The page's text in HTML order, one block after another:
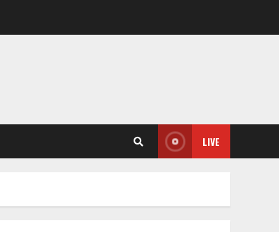
LIVE